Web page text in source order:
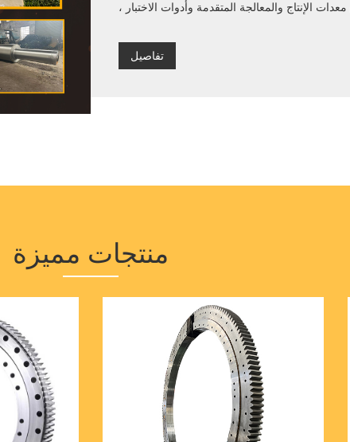
الإنتاج والمعالجة المتقدمة وأدوات الاختبار ،
تفاصيل
منتجات مميزة